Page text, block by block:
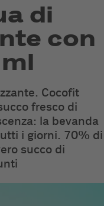
di
con
Cocofit
fresco di
la bevanda
i giorni. 70% di
succo di